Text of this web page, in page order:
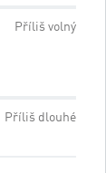
Příliš volný
Příliš dlouhé